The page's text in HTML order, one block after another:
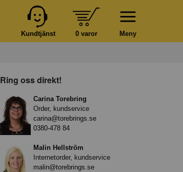
Meny
0 varor
Kundtjänst
Ring oss direkt!
Carina Torebring
Order, kundservice
carina@torebrings.se
0380-478 84
Malin Hellström
Internetorder, kundservice
malin@torebrings.se